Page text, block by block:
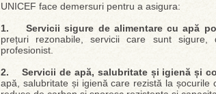
UNICEF face demersuri pentru a asigura:
1. Servicii sigure de alimentare cu apă
prețuri rezonabile, servicii care sunt
profesionist.
2. Servicii de apă, salubritate și igienă și
apă, salubritate și igienă care rezistă la